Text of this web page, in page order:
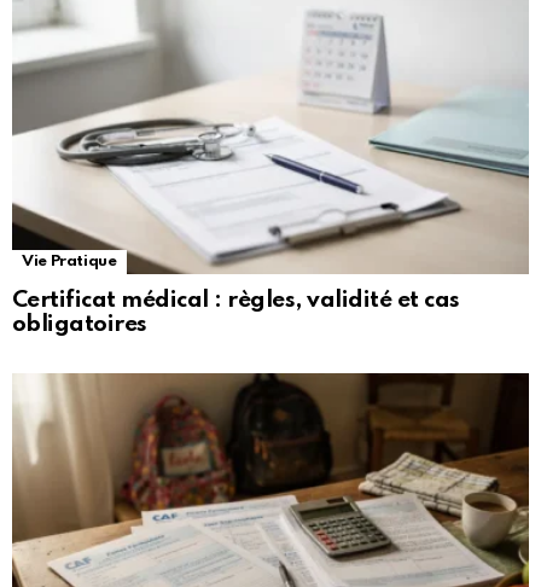
Vie Pratique
Certificat médical : règles, validité et cas
obligatoires